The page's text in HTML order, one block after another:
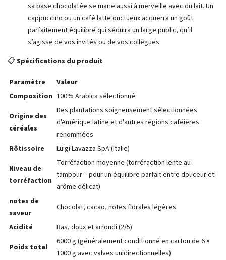
sa base chocolatée se marie aussi à merveille avec du lait. Un
cappuccino ou un café latte onctueux acquerra un goût
parfaitement équilibré qui séduira un large public, qu’il
s’agisse de vos invités ou de vos collègues.
📋 Spécifications du produit
Paramètre
Valeur
Composition 100% Arabica sélectionné
Origine des
céréales
Des plantations soigneusement sélectionnées
d'Amérique latine et d'autres régions caféières
renommées
Rôtissoire
Luigi Lavazza SpA (Italie)
Niveau de
torréfaction
Torréfaction moyenne (torréfaction lente au
tambour – pour un équilibre parfait entre douceur et
arôme délicat)
notes de
saveur
Chocolat, cacao, notes florales légères
Acidité
Bas, doux et arrondi (2/5)
Poids total
6000 g (généralement conditionné en carton de 6 ×
1000 g avec valves unidirectionnelles)